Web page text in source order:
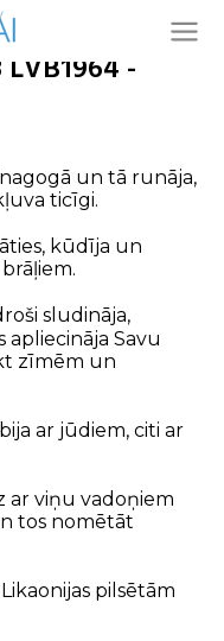
-
un tā runāja,
ticīgi.
kūdīja un
sludināja,
apliecināja Savu
zīmēm un
ar jūdiem, citi ar
ar viņu vadoņiem
tos nomētāt
pilsētām